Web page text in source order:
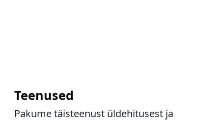
Teenused
Pakume täisteenust üldehitusest ja